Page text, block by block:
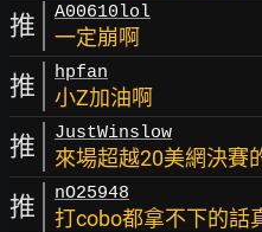
推 A00610lol
一定崩啊
推 hpfan
小Z加油啊
推 JustWinslow
來場超越20美網決賽
推 nO25948
打cobo都拿不下的話